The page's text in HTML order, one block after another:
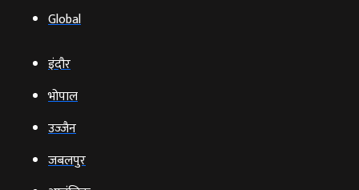
Global
इंदौर
भोपाल
उज्‍जैन
जबलपुर